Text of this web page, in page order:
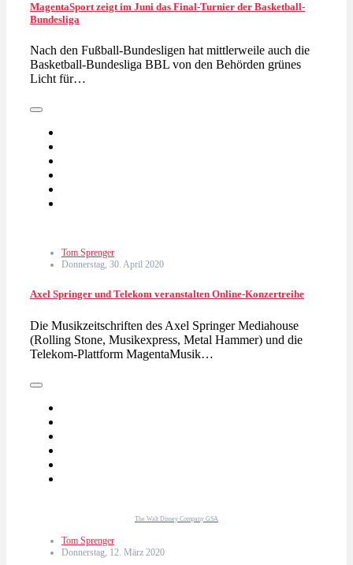
MagentaSport zeigt im Juni das Final-Turnier der Basketball-
Bundesliga
Nach den Fußball-Bundesligen hat mittlerweile auch die
Basketball-Bundesliga BBL von den Behörden grünes
Licht für…
Tom Sprenger
Donnerstag, 30. April 2020
Axel Springer und Telekom veranstalten Online-Konzertreihe
Die Musikzeitschriften des Axel Springer Mediahouse
(Rolling Stone, Musikexpress, Metal Hammer) und die
Telekom-Plattform MagentaMusik…
The Walt Disney Company GSA
Tom Sprenger
Donnerstag, 12. März 2020